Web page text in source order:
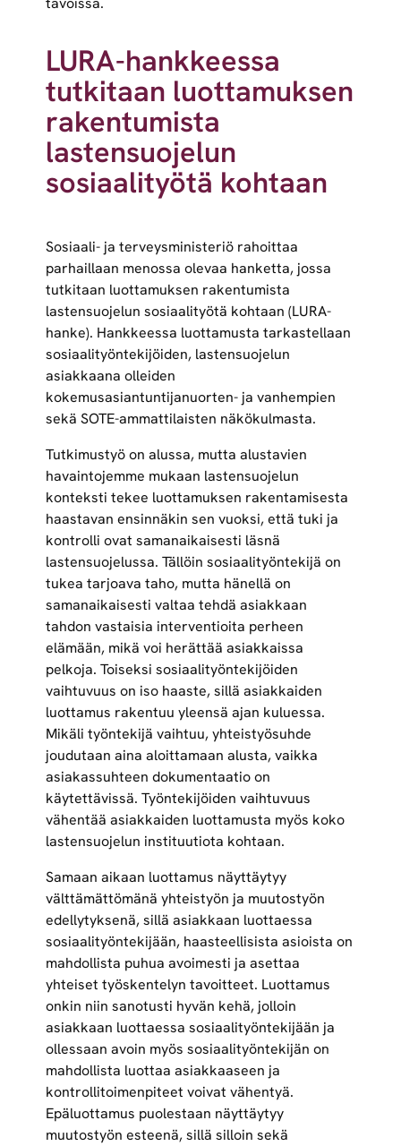
LURA-hankkeessa
tutkitaan luottamuksen
rakentumista
lastensuojelun
sosiaalityötä kohtaan
Sosiaali- ja terveysministeriö rahoittaa
parhaillaan menossa olevaa hanketta, jossa
tutkitaan luottamuksen rakentumista
lastensuojelun sosiaalityötä kohtaan (LURA-
hanke). Hankkeessa luottamusta tarkastellaan
sosiaalityöntekijöiden, lastensuojelun
asiakkaana olleiden
kokemusasiantuntijanuorten- ja vanhempien
sekä SOTE-ammattilaisten näkökulmasta.
Tutkimustyö on alussa, mutta alustavien
havaintojemme mukaan lastensuojelun
konteksti tekee luottamuksen rakentamisesta
haastavan ensinnäkin sen vuoksi, että tuki ja
kontrolli ovat samanaikaisesti läsnä
lastensuojelussa. Tällöin sosiaalityöntekijä on
tukea tarjoava taho, mutta hänellä on
samanaikaisesti valtaa tehdä asiakkaan
tahdon vastaisia interventioita perheen
elämään, mikä voi herättää asiakkaissa
pelkoja. Toiseksi sosiaalityöntekijöiden
vaihtuvuus on iso haaste, sillä asiakkaiden
luottamus rakentuu yleensä ajan kuluessa.
Mikäli työntekijä vaihtuu, yhteistyösuhde
joudutaan aina aloittamaan alusta, vaikka
asiakassuhteen dokumentaatio on
käytettävissä. Työntekijöiden vaihtuvuus
vähentää asiakkaiden luottamusta myös koko
lastensuojelun instituutiota kohtaan.
Samaan aikaan luottamus näyttäytyy
välttämättömänä yhteistyön ja muutostyön
edellytyksenä, sillä asiakkaan luottaessa
sosiaalityöntekijään, haasteellisista asioista on
mahdollista puhua avoimesti ja asettaa
yhteiset työskentelyn tavoitteet. Luottamus
onkin niin sanotusti hyvän kehä, jolloin
asiakkaan luottaessa sosiaalityöntekijään ja
ollessaan avoin myös sosiaalityöntekijän on
mahdollista luottaa asiakkaaseen ja
kontrollitoimenpiteet voivat vähentyä.
Epäluottamus puolestaan näyttäytyy
muutostyön esteenä, sillä silloin sekä